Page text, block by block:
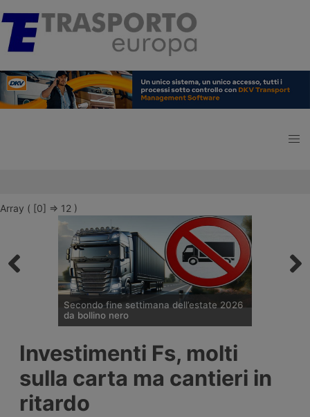
Array ( [0] => 12 )
Secondo fine settimana dell’estate 2026
da bollino nero
e potenziamento del personale Anas sulla
rete nazionale nel weekend che apre la
settimana di Ferragosto, con oltre 25
milioni di spostamenti attesi tra il 7 e il 9
agosto 2026.
Investimenti Fs, molti
sulla carta ma cantieri in
ritardo